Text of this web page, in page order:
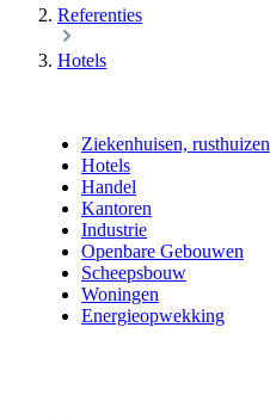
Referenties
Hotels
Ziekenhuisen, rusthuizen
Hotels
Handel
Kantoren
Industrie
Openbare Gebouwen
Scheepsbouw
Woningen
Energieopwekking